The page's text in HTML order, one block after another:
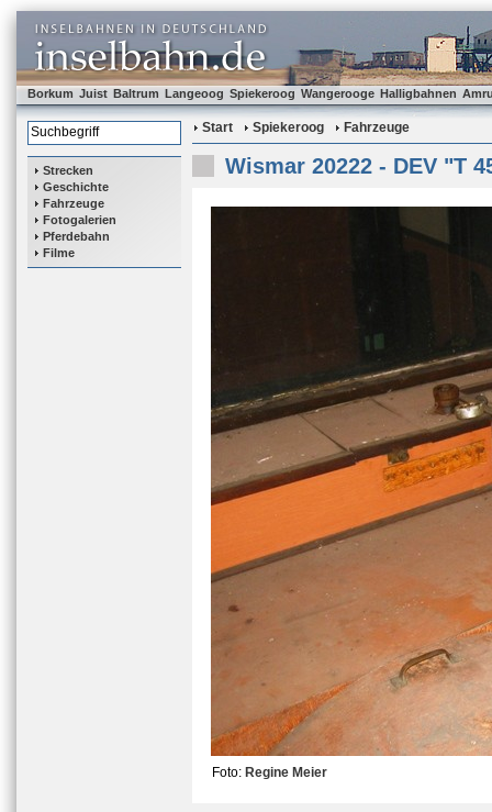
Borkum Juist Baltrum Langeoog Spiekeroog Wangerooge Halligbahnen
Strecken
Geschichte
Fahrzeuge
Fotogalerien
Pferdebahn
Filme
Start Spiekeroog Fahrzeuge
Wismar 20222 - DEV "T
Foto: Regine Meier